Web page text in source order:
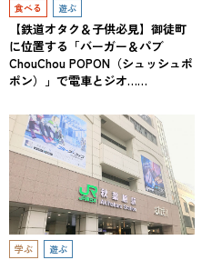
食べる 遊ぶ
【鉄道オタク＆子供必見】御徒町
に位置する「バーガー＆パブ
ChouChou POPON（シュッシュポ
ポン）」で電車とジオ……
学ぶ 遊ぶ